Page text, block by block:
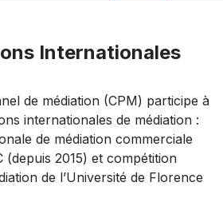
Internationales
de médiation (CPM) participe à
internationales de médiation :
de médiation commerciale
(depuis 2015) et compétition
de l’Université de Florence